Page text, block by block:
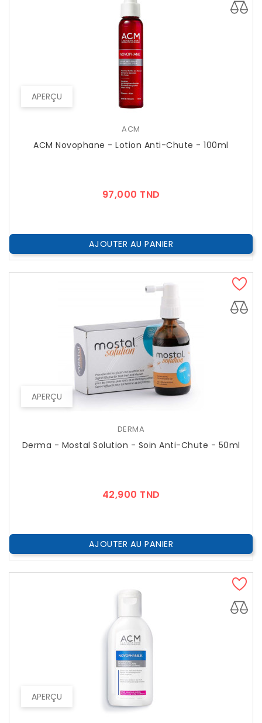
APERÇU
ACM
ACM Novophane - Lotion Anti-Chute - 100ml
97,000 TND
AJOUTER AU PANIER
APERÇU
DERMA
Derma - Mostal Solution - Soin Anti-Chute - 50ml
42,900 TND
AJOUTER AU PANIER
APERÇU